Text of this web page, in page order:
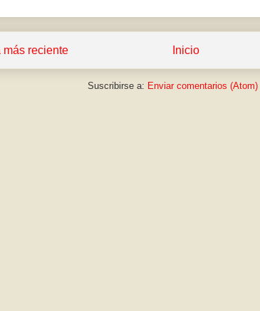
más reciente Inicio
Suscribirse a: Enviar comentarios (Atom)